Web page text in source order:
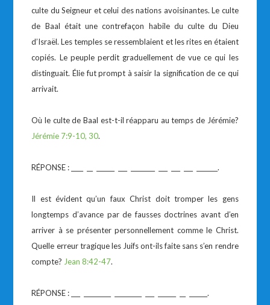
culte du Seigneur et celui des nations avoisinantes. Le culte
de Baal était une contrefaçon habile du culte du Dieu
d’Israël. Les temples se ressemblaient et les rites en étaient
copiés. Le peuple perdit graduellement de vue ce qui les
distinguait. Élie fut prompt à saisir la signification de ce qui
arrivait.
Où le culte de Baal est-t-il réapparu au temps de Jérémie?
Jérémie 7:9-10, 30.
RÉPONSE : ____ __ ______ ___ ________ ___ ___ ___ _______.
Il est évident qu’un faux Christ doit tromper les gens
longtemps d’avance par de fausses doctrines avant d’en
arriver à se présenter personnellement comme le Christ.
Quelle erreur tragique les Juifs ont-ils faite sans s’en rendre
compte? Jean 8:42-47.
RÉPONSE : ___ _________ _________ ___ ______ __ ______.